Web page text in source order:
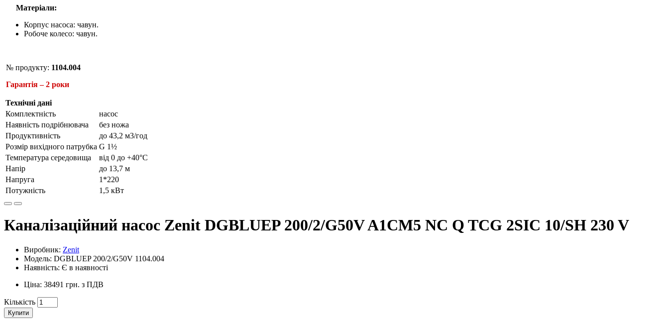
Матеріали:
Корпус насоса: чавун.
Робоче колесо: чавун.
№ продукту: 1104.004
Гарантія – 2 роки
Технічні дані
Комплектність
насос
Наявність подрібнювача
без ножа
Продуктивність
до 43,2 м3/год
Розмір вихідного патрубка G 1½
Температура середовища
від 0 до +40°С
Напір
до 13,7 м
Напруга
1*220
Потужність
1,5 кВт
Каналізаційний насос Zenit DGBLUEP 200/2/G50V A1CM5 NC Q TCG 2SIC 10/SH 230 V
Виробник: Zenit
Модель: DGBLUEP 200/2/G50V 1104.004
Наявність: Є в наявності
Ціна: 38491 грн. з ПДВ
Кількість
Купити